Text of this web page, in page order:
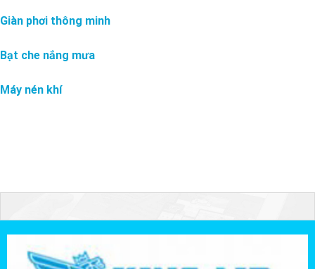
Giàn phơi thông minh
Bạt che nắng mưa
Máy nén khí